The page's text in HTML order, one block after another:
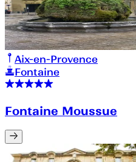
Aix-en-Provence
Fontaine
Fontaine Moussue